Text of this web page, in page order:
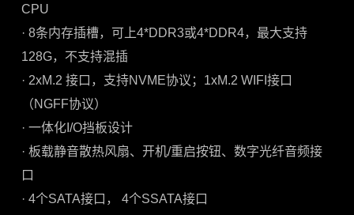
CPU
· 8条内存插槽，可上4*DDR3或4*DDR4，最大支持
128G，不支持混插
· 2xM.2 接口，支持NVME协议；1xM.2 WIFI接口
（NGFF协议）
· 一体化I/O挡板设计
· 板载静音散热风扇、开机/重启按钮、数字光纤音频接
口
· 4个SATA接口， 4个SSATA接口